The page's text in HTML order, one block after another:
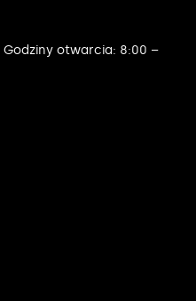
Godziny otwarcia: 8:00 –